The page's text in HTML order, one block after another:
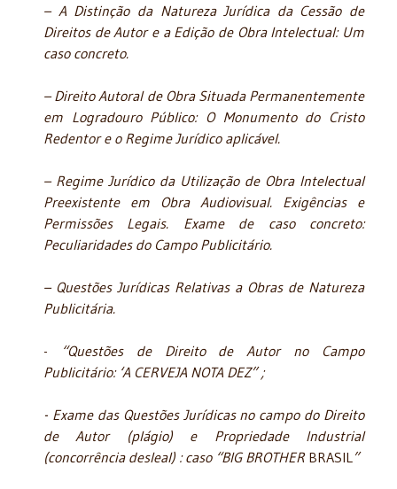
– A Distinção da Natureza Jurídica da Cessão de
Direitos de Autor e a Edição de Obra Intelectual: Um
caso concreto.
– Direito Autoral de Obra Situada Permanentemente
em Logradouro Público: O Monumento do Cristo
Redentor e o Regime Jurídico aplicável.
– Regime Jurídico da Utilização de Obra Intelectual
Preexistente em Obra Audiovisual. Exigências e
Permissões Legais. Exame de caso concreto:
Peculiaridades do Campo Publicitário.
– Questões Jurídicas Relativas a Obras de Natureza
Publicitária.
- “Questões de Direito de Autor no Campo
Publicitário: ‘A CERVEJA NOTA DEZ” ;
- Exame das Questões Jurídicas no campo do Direito
de Autor (plágio) e Propriedade Industrial
(concorrência desleal) : caso “BIG BROTHER BRASIL ”